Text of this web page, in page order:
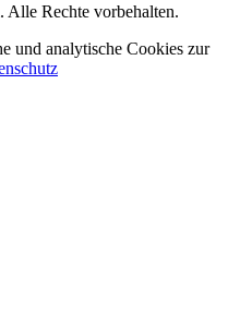
Alle Rechte vorbehalten.
und analytische Cookies zur